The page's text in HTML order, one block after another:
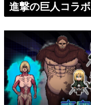
進撃の巨人コラボ